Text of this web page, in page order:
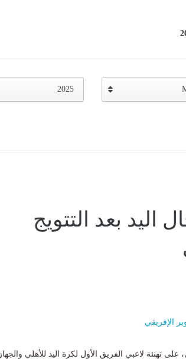
2025
اليد بعد التتويج
تهنئة لاعبي الفريق الأول لكرة اليد للأهلي والجهاز